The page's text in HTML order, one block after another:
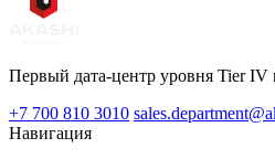
Первый дата-центр уровня Tier
+7 700 810 3010
Навигация